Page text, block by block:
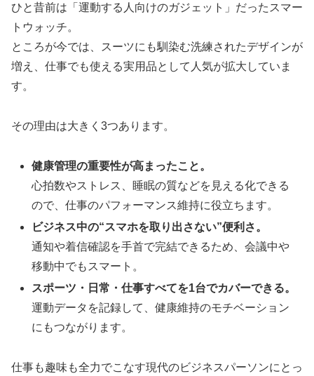
ひと昔前は「運動する人向けのガジェット」だったスマー
トウォッチ。
ところが今では、スーツにも馴染む洗練されたデザインが
増え、仕事でも使える実用品として人気が拡大していま
す。
その理由は大きく3つあります。
健康管理の重要性が高まったこと。
心拍数やストレス、睡眠の質などを見える化できる
ので、仕事のパフォーマンス維持に役立ちます。
ビジネス中の“スマホを取り出さない”便利さ。
通知や着信確認を手首で完結できるため、会議中や
移動中でもスマート。
スポーツ・日常・仕事すべてを1台でカバーできる。
運動データを記録して、健康維持のモチベーション
にもつながります。
仕事も趣味も全力でこなす現代のビジネスパーソンにとっ